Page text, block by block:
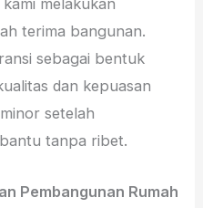
terima bangunan.
sebagai bentuk
dan kepuasan
setelah
tanpa ribet.
Pembangunan Rumah